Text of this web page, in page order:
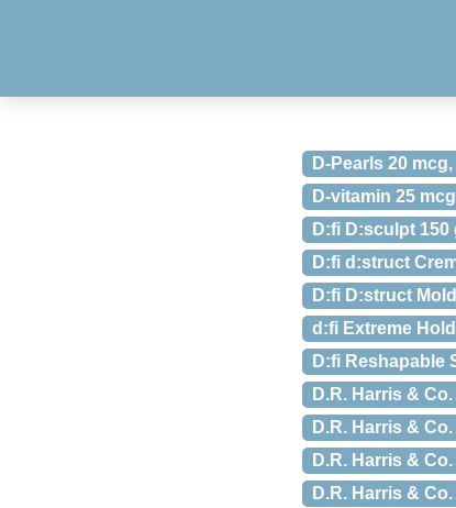
D-Pearls 20
D-vitamin 25
D:fi D:sculpt 150
D:fi d:struct
D:fi D:struct
d:fi Extreme
D:fi Reshapable
D.R. Harris &
D.R. Harris &
D.R. Harris &
D.R. Harris &